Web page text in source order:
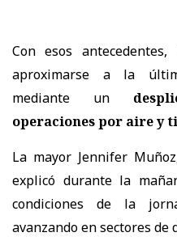
Con esos
aproximarse a la
mediante un
operaciones por aire y
La mayor Jennifer
explicó durante la
condiciones de la
avanzando en sectores de